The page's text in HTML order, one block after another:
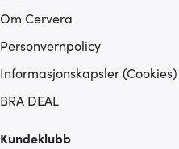
Om Cervera
Personvernpolicy
Informasjonskapsler (Cookies)
BRA DEAL
Kundeklubb